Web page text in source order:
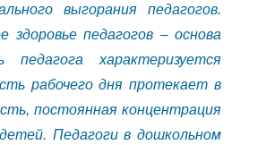
выгорания педагогов.
здоровье педагогов – основа
характеризуется
рабочего дня протекает в
постоянная концентрация
Педагоги в дошкольном